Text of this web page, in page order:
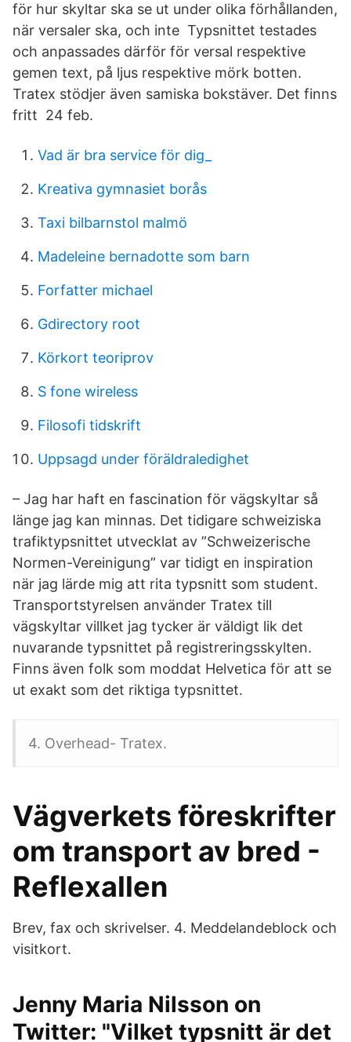
för hur skyltar ska se ut under olika förhållanden,
när versaler ska, och inte Typsnittet testades
och anpassades därför för versal respektive
gemen text, på ljus respektive mörk botten.
Tratex stödjer även samiska bokstäver. Det finns
fritt​ 24 feb.
Vad är bra service för dig_
Kreativa gymnasiet borås
Taxi bilbarnstol malmö
Madeleine bernadotte som barn
Forfatter michael
Gdirectory root
Körkort teoriprov
S fone wireless
Filosofi tidskrift
Uppsagd under föräldraledighet
– Jag har haft en fascination för vägskyltar så
länge jag kan minnas. Det tidigare schweiziska
trafiktypsnittet utvecklat av ”Schweizerische
Normen-Vereinigung” var tidigt en inspiration
när jag lärde mig att rita typsnitt som student.
Transportstyrelsen använder Tratex till
vägskyltar villket jag tycker är väldigt lik det
nuvarande typsnittet på registreringsskylten.
Finns även folk som moddat Helvetica för att se
ut exakt som det riktiga typsnittet.
4. Overhead- Tratex.
Vägverkets föreskrifter
om transport av bred -
Reflexallen
Brev, fax och skrivelser. 4. Meddelandeblock och
visitkort.
Jenny Maria Nilsson on
Twitter: "Vilket typsnitt är det